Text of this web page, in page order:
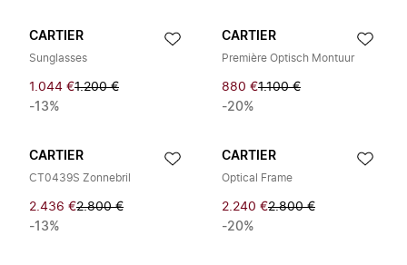
CARTIER
Sunglasses
1.044 €1.200 €
-13%
CARTIER
Première Optisch Montuur
880 €1.100 €
-20%
CARTIER
CT0439S Zonnebril
2.436 €2.800 €
-13%
CARTIER
Optical Frame
2.240 €2.800 €
-20%